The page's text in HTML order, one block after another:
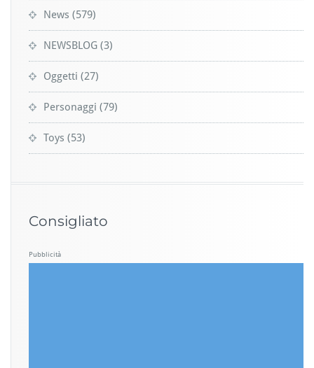
News (579)
NEWSBLOG (3)
Oggetti (27)
Personaggi (79)
Toys (53)
Consigliato
Pubblicità